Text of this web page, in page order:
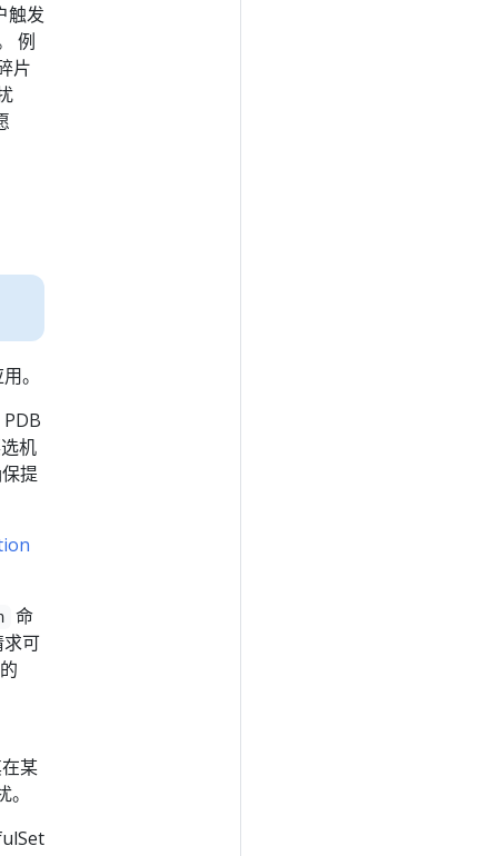
触发
例
片
。
PDB
机
提
命
可
某